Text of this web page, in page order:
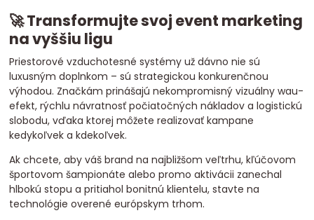
🚀 Transformujte svoj event marketing
na vyššiu ligu
Priestorové vzduchotesné systémy už dávno nie sú
luxusným doplnkom – sú strategickou konkurenčnou
výhodou. Značkám prinášajú nekompromisný vizuálny wau-
efekt, rýchlu návratnosť počiatočných nákladov a logistickú
slobodu, vďaka ktorej môžete realizovať kampane
kedykoľvek a kdekoľvek.
Ak chcete, aby váš brand na najbližšom veľtrhu, kľúčovom
športovom šampionáte alebo promo aktivácii zanechal
hlbokú stopu a pritiahol bonitnú klientelu, stavte na
technológie overené európskym trhom.